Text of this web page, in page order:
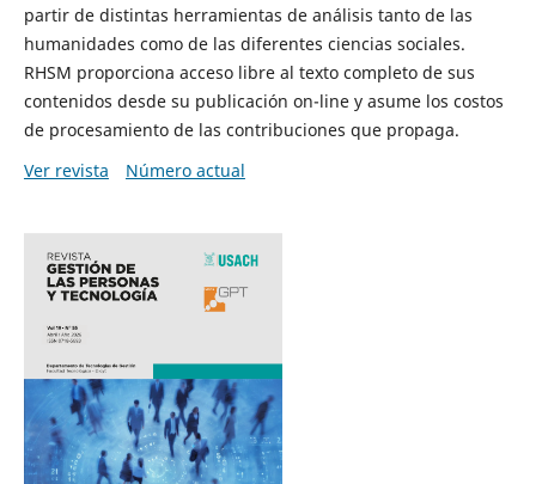
partir de distintas herramientas de análisis tanto de las
humanidades como de las diferentes ciencias sociales.
RHSM proporciona acceso libre al texto completo de sus
contenidos desde su publicación on-line y asume los costos
de procesamiento de las contribuciones que propaga.
Ver revista
Número actual